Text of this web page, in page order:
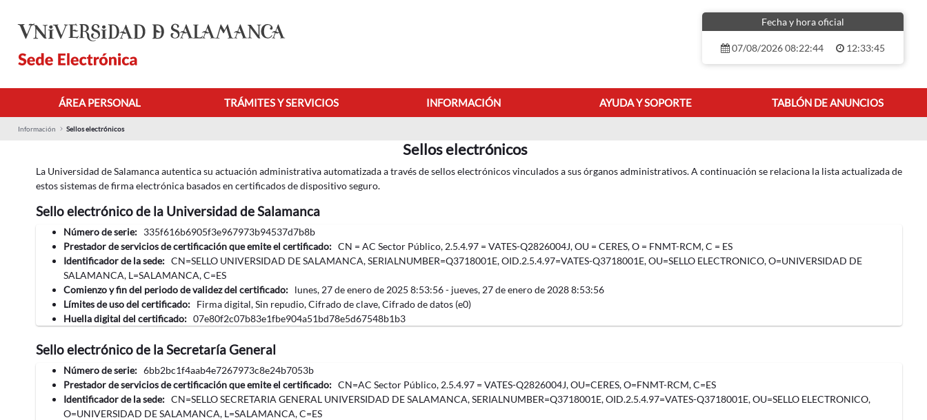
Fecha y hora oficial
07/08/2026 08:22:44 12:33:45
ÁREA PERSONAL TRÁMITES Y SERVICIOS INFORMACIÓN AYUDA Y SOPORTE TABLÓN DE ANUNCIOS
Información Sellos electrónicos
Sellos electrónicos
Sellos electrónicos
La Universidad de Salamanca autentica su actuación administrativa automatizada a través de sellos electrónicos vinculados a sus órganos administrativos. A continuación se relaciona la lista actualizada de
estos sistemas de firma electrónica basados en certificados de dispositivo seguro.
Sello electrónico de la Universidad de Salamanca
Número de serie: 335f616b6905f3e967973b94537d7b8b
Prestador de servicios de certificación que emite el certificado: CN = AC Sector Público, 2.5.4.97 = VATES-Q2826004J, OU = CERES, O = FNMT-RCM, C = ES
Identificador de la sede: CN=SELLO UNIVERSIDAD DE SALAMANCA, SERIALNUMBER=Q3718001E, OID.2.5.4.97=VATES-Q3718001E, OU=SELLO ELECTRONICO, O=UNIVERSIDAD DE
SALAMANCA, L=SALAMANCA, C=ES
Comienzo y fin del periodo de validez del certificado: ‎lunes, ‎27‎ de ‎enero‎ de ‎2025 8:53:56 - ‎jueves, ‎27‎ de ‎enero‎ de ‎2028 8:53:56
Límites de uso del certificado: Firma digital, Sin repudio, Cifrado de clave, Cifrado de datos (e0)
Huella digital del certificado: 07e80f2c07b83e1fbe904a51bd78e5d67548b1b3
Sello electrónico de la Secretaría General
Número de serie: 6bb2bc1f4aab4e7267973c8e24b7053b
Prestador de servicios de certificación que emite el certificado: CN=AC Sector Público, 2.5.4.97 = VATES-Q2826004J, OU=CERES, O=FNMT-RCM, C=ES
Identificador de la sede: CN=SELLO SECRETARIA GENERAL UNIVERSIDAD DE SALAMANCA, SERIALNUMBER=Q3718001E, OID.2.5.4.97=VATES-Q3718001E, OU=SELLO ELECTRONICO,
O=UNIVERSIDAD DE SALAMANCA, L=SALAMANCA, C=ES